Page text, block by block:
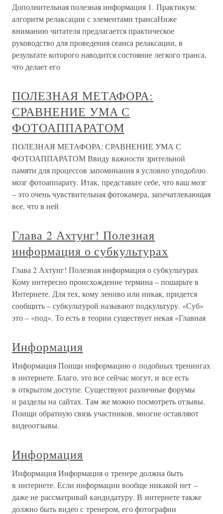
Дополнительная полезная информация 1. Практикум:
алгоритм релаксации с элементами трансаНиже
вниманию читателя предлагается практическое
руководство для проведения сеанса релаксации, в
результате которого наводится состояние легкого транса,
что делает его
ПОЛЕЗНАЯ МЕТАФОРА:
СРАВНЕНИЕ УМА С
ФОТОАППАРАТОМ
ПОЛЕЗНАЯ МЕТАФОРА: СРАВНЕНИЕ УМА С
ФОТОАППАРАТОМ Ввиду важности зрительной
памяти для процессов запоминания я условно уподоблю
мозг фотоаппарату. Итак, представьте себе, что ваш мозг
– это очень чувствительная фотокамера, запечатлевающая
все, что в ней
Глава 2 Ахтунг! Полезная
информация о субкультурах
Глава 2 Ахтунг! Полезная информация о субкультурах
Кому интересно происхождение термина – пошарьте в
Интернете. Для тех, кому лениво или никак, придется
сообщить – субкультурой называют подкультуру. «Суб»
это – «под». То есть в теории существует некая «Главная
Информация
Информация Поищи информацию о подобных тренингах
в интернете. Благо, это все сейчас могут, и все есть
в открытом доступе. Существуют различные форумы
и разделы на сайтах. Там же можно посмотреть отзывы.
Поищи обратную связь участников, многие оставляют
видеоотзывы.
Информация
Информация Информация о тренере должна быть
в интернете. Если информации вообще никакой нет –
даже не рассматривай кандидатуру. В интернете также
должно быть видео с тренером, его фотографии